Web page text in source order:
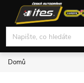
obsah
Domů